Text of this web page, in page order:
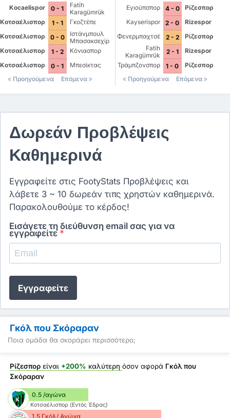
Kocaelispor 0 - 1
Fatih
Karagümrük
Κοτσαέλισπορ
1 - 1
Γκοζτέπε
Κοτσαέλισπορ
0 - 0
Ιστάνμπουλ
Μπασακσεχίρ
Κοτσαέλισπορ
1 - 2
Κόνιασπορ
Κοτσαέλισπορ
0 - 1
Μπεσίκτας
Προηγούμενα
Επόμενα
Εγιούπσπορ 4 - 0
Ρίζεσπορ
Kayserispor
2 - 0
Rizespor
Φενερμπαχτσέ
2 - 2
Ρίζεσπορ
Fatih
Karagümrük
2 - 1
Rizespor
Τράμπζονσπορ
1 - 0
Ρίζεσπορ
Προηγούμενα
Επόμενα
Δωρεάν Προβλέψεις
Καθημερινά
Εγγραφείτε στις FootyStats Προβλέψεις και
λάβετε 3 ~ 10 δωρεάν τιπς χρηστών καθημερινά.
Παρακολουθούμε το κέρδος!
Εισάγετε τη διεύθυνση email σας για να
εγγραφείτε *
Εγγραφείτε
Γκόλ που Σκόραραν
Ποια ομάδα θα σκοράρει περισσότερο;
Ρίζεσπορ είναι +200% καλύτερη όσον αφορά Γκόλ που
Σκόραραν
0.5 /αγώνα
Κοτσαέλισπορ (Εντός Έδρας)
1.5 Γκόλ/ Αγώνα